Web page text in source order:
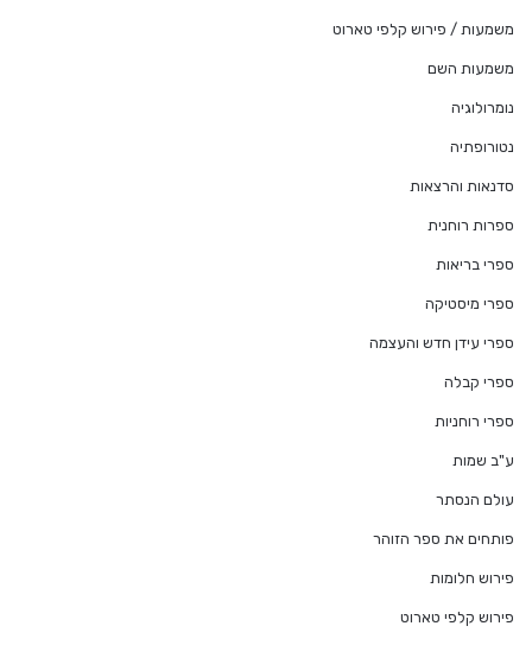
משמעות / פירוש קלפי טארוט
משמעות השם
נומרולוגיה
נטורופתיה
סדנאות והרצאות
ספרות רוחנית
ספרי בריאות
ספרי מיסטיקה
ספרי עידן חדש והעצמה
ספרי קבלה
ספרי רוחניות
ע"ב שמות
עולם הנסתר
פותחים את ספר הזוהר
פירוש חלומות
פירוש קלפי טארוט